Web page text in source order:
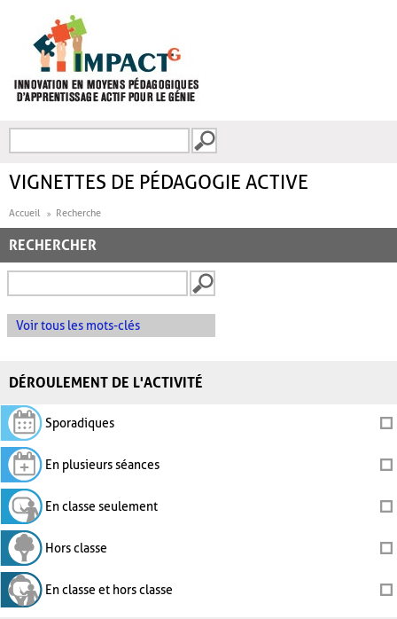
FORMULAIRE DE
VIGNETTES DE PÉDAGOGIE ACTIVE
Accueil Recherche
RECHERCHER
Voir tous les mots-clés
DÉROULEMENT DE L'ACTIVITÉ
Sporadiques
En plusieurs séances
En classe seulement
Hors classe
En classe et hors classe